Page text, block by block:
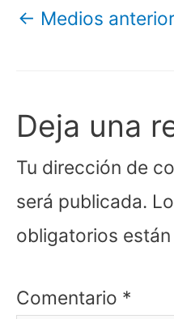
← Medios anterior
Deja una
Tu dirección de
será publicada.
obligatorios
Comentario *